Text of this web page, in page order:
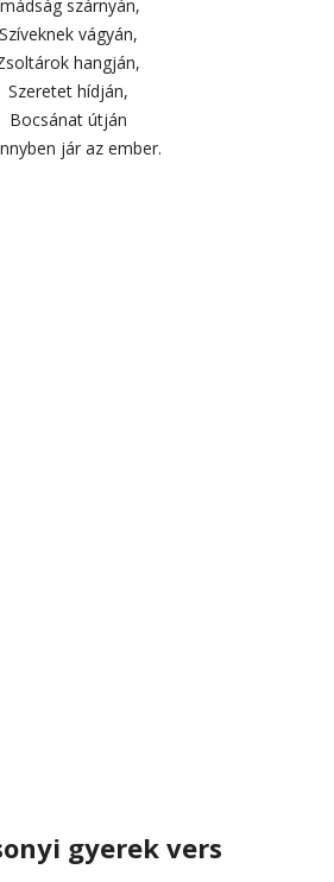
Imádság szárnyán,
Szíveknek vágyán,
hangján,
Szeretet hídján,
Bocsánat útján
jár az ember.
gyerek vers